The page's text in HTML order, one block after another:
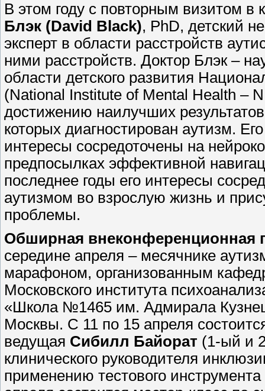
В этом году с повторным визитом в
Блэк (David Black), PhD, детский
эксперт в области расстройств
ними расстройств. Доктор Блэк –
области детского развития
(National Institute of Mental Health –
достижению наилучших
которых диагностирован аутизм.
интересы сосредоточены на
предпосылках эффективной
последнее годы его интересы
аутизмом во взрослую жизнь и
проблемы.
Обширная внеконференционная
середине апреля – месячнике
марафоном, организованным
Московского института
«Школа №1465 им. Адмирала
Москвы. С 11 по 15 апреля
ведущая Сибилл Байорат (1-ый и
клинического руководителя
применению тестового